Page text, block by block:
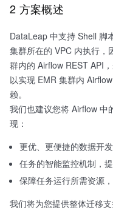
2 方案概述
DataLeap 中支持 Shell 脚
集群所在的 VPC 内执行，
群内的 Airflow REST API
以实现 EMR 集群内
赖。
我们也建议您将 Airflow 中
现：
更优、更便捷的数据开
任务的智能监控机制，
保障任务运行所需资源
我们将为您提供整体迁移